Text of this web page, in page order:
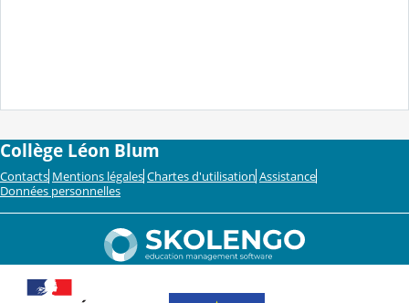
Collège Léon Blum
Contacts Mentions légales Chartes d'utilisation Assistance
Données personnelles